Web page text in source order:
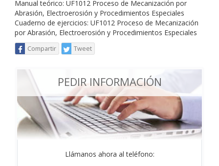
Manual teórico: UF1012 Proceso de Mecanización por
Abrasión, Electroerosión y Procedimientos Especiales
Cuaderno de ejercicios: UF1012 Proceso de Mecanización
por Abrasión, Electroerosión y Procedimientos Especiales
Compartir Tweet
PEDIR INFORMACIÓN
Llámanos ahora al teléfono: